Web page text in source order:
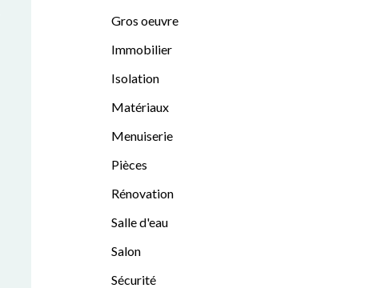
Gros oeuvre
Immobilier
Isolation
Matériaux
Menuiserie
Pièces
Rénovation
Salle d'eau
Salon
Sécurité